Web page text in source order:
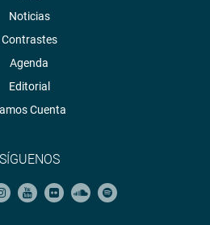
Noticias
Contrastes
Agenda
Editorial
Cuenta
SÍGUENOS